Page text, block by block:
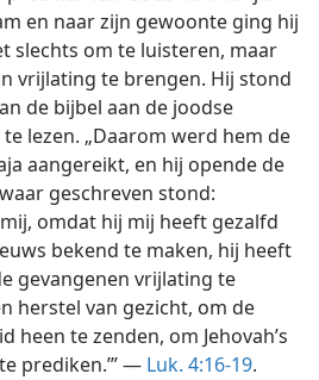
en naar zijn gewoonte ging hij
slechts om te luisteren, maar
vrijlating te brengen. Hij stond
de bijbel aan de joodse
lezen. „Daarom werd hem de
aangereikt, en hij opende de
geschreven stond:
mij, omdat hij mij heeft gezalfd
bekend te maken, hij heeft
gevangenen vrijlating te
herstel van gezicht, om de
heen te zenden, om Jehovah’s
prediken.’” — Luk. 4:16-19.